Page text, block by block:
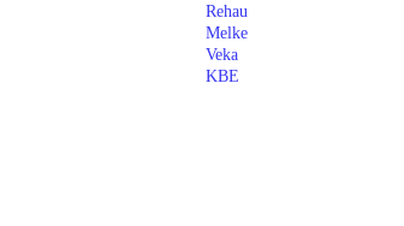
Rehau
Melke
Veka
KBE